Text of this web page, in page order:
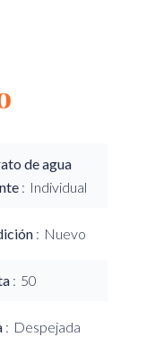
de agua
Individual
Nuevo
50
Despejada